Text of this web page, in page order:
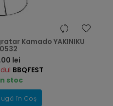
Kamado YAKINIKU
lei
BBQFEST
stoc
în Coș